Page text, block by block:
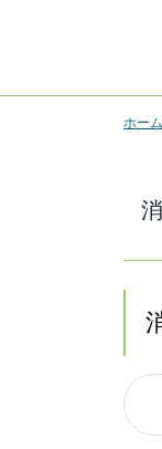
ホーム